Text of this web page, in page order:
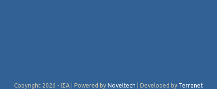
Copyright 2026 - ΙΣΑ | Powered by Noveltech | Developed by Terranet